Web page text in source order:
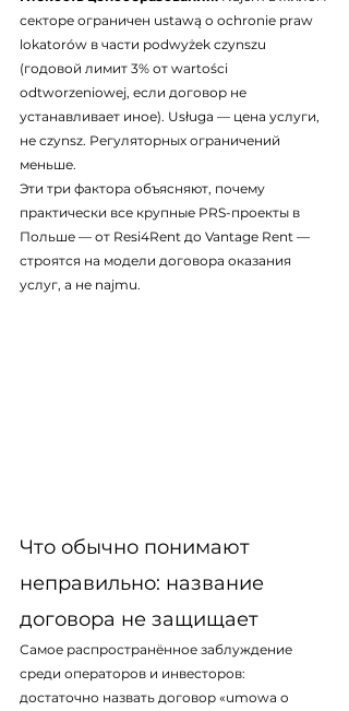
секторе ограничен ustawą o ochronie praw
lokatorów в части podwyżek czynszu
(годовой лимит 3% от wartości
odtworzeniowej, если договор не
устанавливает иное). Usługa — цена услуги,
не czynsz. Регуляторных ограничений
меньше.
Эти три фактора объясняют, почему
практически все крупные PRS-проекты в
Польше — от Resi4Rent до Vantage Rent —
строятся на модели договора оказания
услуг, а не najmu.
Что обычно понимают
неправильно: название
договора не защищает
Самое распространённое заблуждение
среди операторов и инвесторов:
достаточно назвать договор «umowa o